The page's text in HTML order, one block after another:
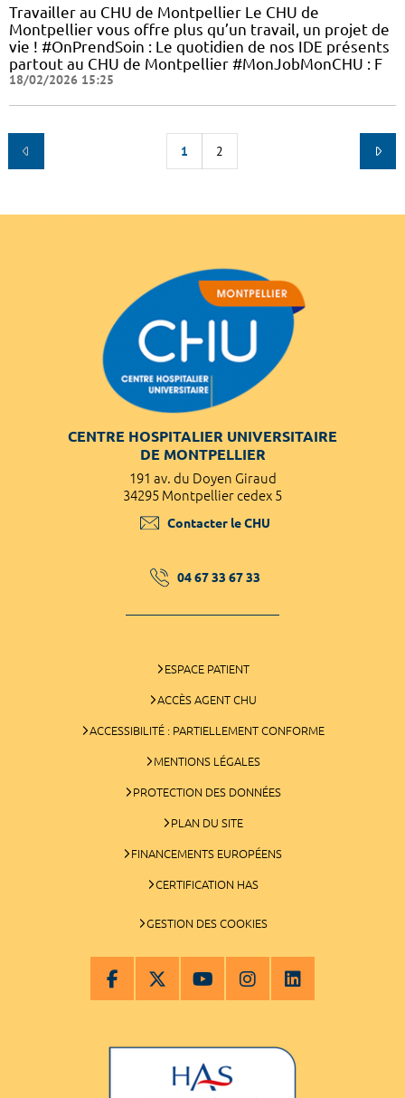
Travailler au CHU de Montpellier Le CHU de
Montpellier vous offre plus qu’un travail, un projet de
vie ! #OnPrendSoin : Le quotidien de nos IDE présents
partout au CHU de Montpellier #MonJobMonCHU : F
18/02/2026 15:25
1 2
CENTRE HOSPITALIER UNIVERSITAIRE
DE MONTPELLIER
191 av. du Doyen Giraud
34295 Montpellier cedex 5
Contacter le CHU
04 67 33 67 33
ESPACE PATIENT
ACCÈS AGENT CHU
ACCESSIBILITÉ : PARTIELLEMENT CONFORME
MENTIONS LÉGALES
PROTECTION DES DONNÉES
PLAN DU SITE
FINANCEMENTS EUROPÉENS
CERTIFICATION HAS
GESTION DES COOKIES